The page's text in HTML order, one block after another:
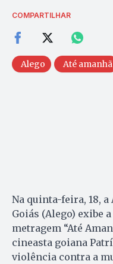
COMPARTILHAR
Alego Até amanhã
Na quinta-feira, 18,
Goiás (Alego) exibe
metragem “Até
cineasta goiana
violência contra a